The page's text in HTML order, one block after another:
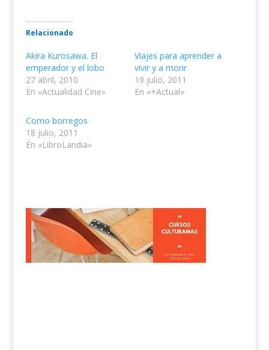
Relacionado
Akira Kurosawa. El
emperador y el lobo
27 abril, 2010
En «Actualidad Cine»
Viajes para aprender a
vivir y a morir
19 julio, 2011
En «+Actual»
Como borregos
18 julio, 2011
En «LibroLandia»